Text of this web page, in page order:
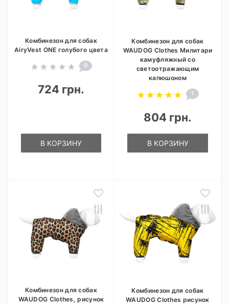
Комбинезон для собак
AiryVest ONE голубого цвета
0
724 грн.
В КОРЗИНУ
Комбинезон для собак
WAUDOG Clothes Милитари
камуфляжный со
светоотражающим
капюшоном
1
804 грн.
В КОРЗИНУ
Комбинезон для собак
WAUDOG Clothes, рисунок
Комбинезон для собак
WAUDOG Clothes рисунок